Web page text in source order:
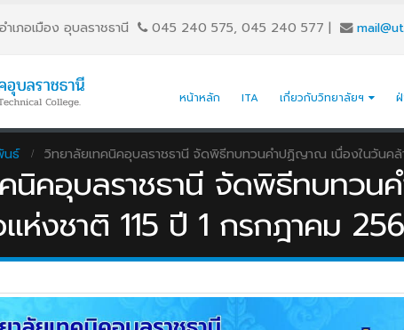
เภอเมือง อุบลราชธานี 045 240 575, 045 240 577 |
หน้าหลัก ITA เกี่ยวกับวิทยาลัยฯ
นธ์ วิทยาลัยเทคนิคอุบลราชธานี จัดพิธีทบทวนคำปฏิญาณ เนื่องในวันค
นิคอุบลราชธานี จัดพิธีทบทว
ห่งชาติ 115 ปี 1 กรกฎาคม